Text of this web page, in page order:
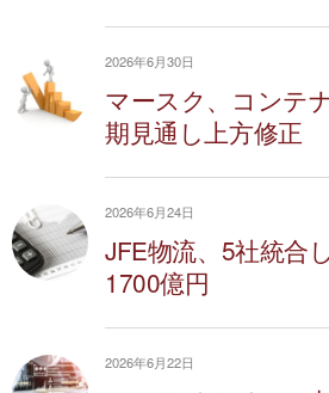
2026年6月30日
マースク、コンテ
期見通し上方修正
2026年6月24日
JFE物流、5社統合
1700億円
2026年6月22日